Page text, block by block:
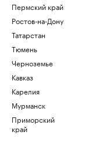
Пермский край
Ростов-на-Дону
Татарстан
Тюмень
Черноземье
Кавказ
Карелия
Мурманск
Приморский
край